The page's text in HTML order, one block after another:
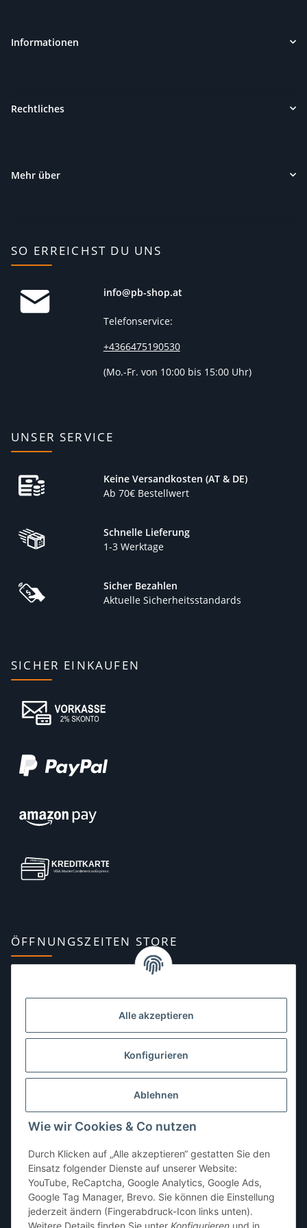
Alle akzeptieren
Konfigurieren
Ablehnen
Wie wir Cookies & Co nutzen
Durch Klicken auf „Alle akzeptieren“ gestatten Sie den
Einsatz folgender Dienste auf unserer Website:
YouTube, ReCaptcha, Google Analytics, Google Ads,
Google Tag Manager, Brevo. Sie können die Einstellung
jederzeit ändern (Fingerabdruck-Icon links unten).
Weitere Details finden Sie unter Konfigurieren und in
Informationen
Rechtliches
Mehr über
SO ERREICHST DU UNS
info@pb-shop.at
Telefonservice:
+4366475190530
(Mo.-Fr. von 10:00 bis 15:00 Uhr)
UNSER SERVICE
Keine Versandkosten (AT & DE)
Ab 70€ Bestellwert
Schnelle Lieferung
1-3 Werktage
Sicher Bezahlen
Aktuelle Sicherheitsstandards
SICHER EINKAUFEN
ÖFFNUNGSZEITEN STORE
10:00–13:00, 14:00–18:00 Uhr
Dienstag:10:00–13:00, 14:00–16:00 Uhr
10:00–13:00 Uhr
Freitag:10:00–13:00, 14:00–18:00 Uhr
Sonntag: geschlossen